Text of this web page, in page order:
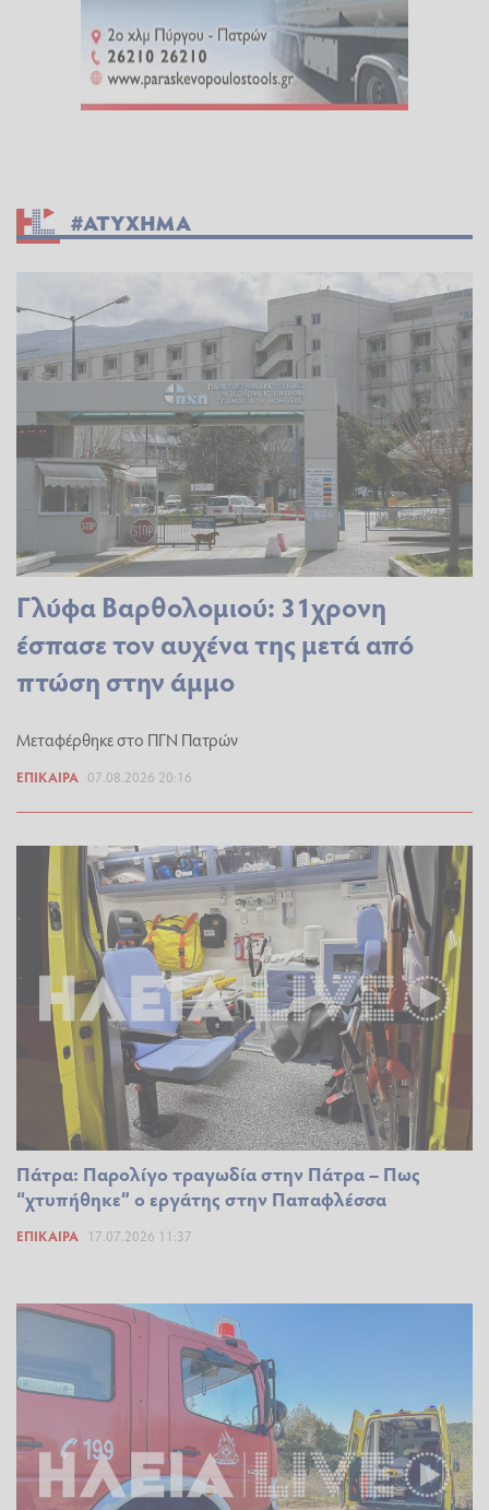
#ΑΤΥΧΗΜΑ
Γλύφα Βαρθολομιού: 31χρονη
έσπασε τον αυχένα της μετά από
πτώση στην άμμο
Μεταφέρθηκε στο ΠΓΝ Πατρών
ΕΠΊΚΑΙΡΑ 07.08.2026 20:16
Πάτρα: Παρολίγο τραγωδία στην Πάτρα – Πως
“χτυπήθηκε” ο εργάτης στην Παπαφλέσσα
ΕΠΊΚΑΙΡΑ 17.07.2026 11:37